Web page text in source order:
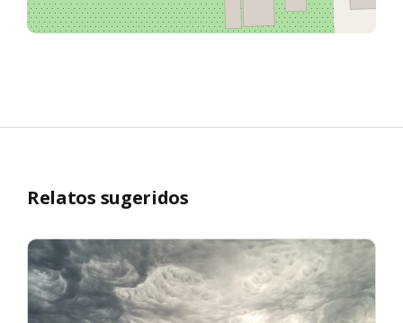
Relatos sugeridos